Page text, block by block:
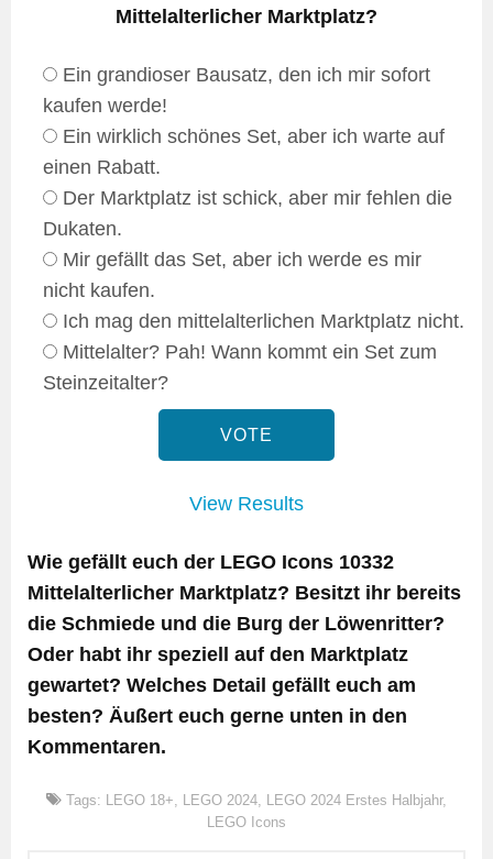
Mittelalterlicher Marktplatz?
Ein grandioser Bausatz, den ich mir sofort
kaufen werde!
Ein wirklich schönes Set, aber ich warte auf
einen Rabatt.
Der Marktplatz ist schick, aber mir fehlen die
Dukaten.
Mir gefällt das Set, aber ich werde es mir
nicht kaufen.
Ich mag den mittelalterlichen Marktplatz nicht.
Mittelalter? Pah! Wann kommt ein Set zum
Steinzeitalter?
View Results
Wie gefällt euch der LEGO Icons 10332
Mittelalterlicher Marktplatz? Besitzt ihr bereits
die Schmiede und die Burg der Löwenritter?
Oder habt ihr speziell auf den Marktplatz
gewartet? Welches Detail gefällt euch am
besten? Äußert euch gerne unten in den
Kommentaren.
Tags: LEGO 18+, LEGO 2024, LEGO 2024 Erstes Halbjahr,
LEGO Icons